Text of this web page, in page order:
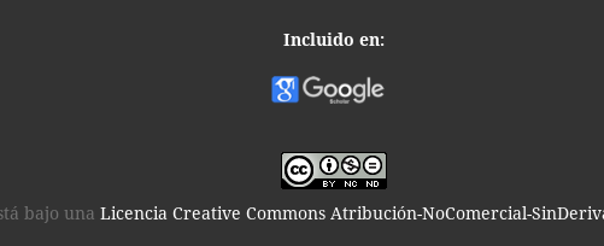
Incluido en:
bajo una Licencia Creative Commons Atribución-NoComercial-